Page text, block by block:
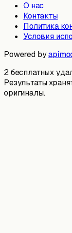
О нас
Контакты
Политика
Условия
Powered by
2 бесплатных
Результаты
оригиналы.